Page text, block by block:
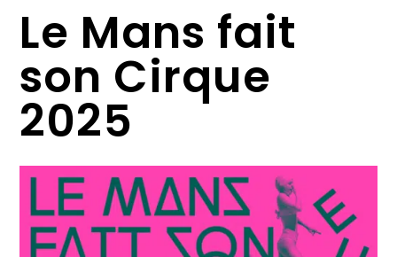
Le Mans fait
son Cirque
2025